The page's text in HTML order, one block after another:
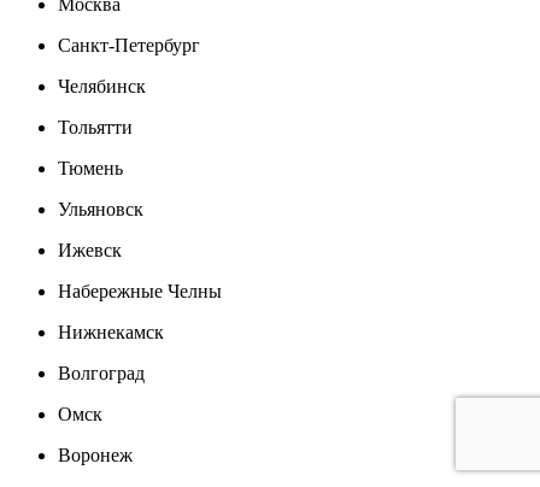
Санкт-Петербург
Челябинск
Тольятти
Тюмень
Ульяновск
Ижевск
Набережные Челны
Нижнекамск
Волгоград
Омск
Воронеж